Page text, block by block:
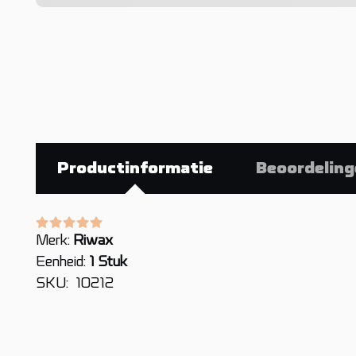
Productinformatie
Gewaardeerd
Merk: Riwax
Eenheid: 1 Stuk
SKU: 10212